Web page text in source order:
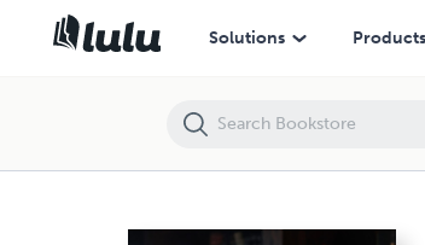
Solutions Products
Guía Práctica del Mundo Espiritual